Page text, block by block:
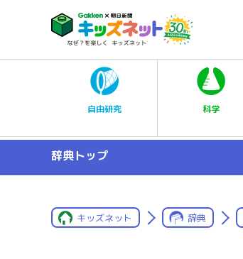
自由研究 科学
辞典トップ
キッズネット 辞典